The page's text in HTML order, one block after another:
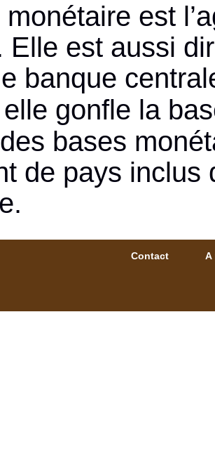
monétaire est
Elle est aussi
banque
elle gonfle la
bases
de pays inclus
Contact A